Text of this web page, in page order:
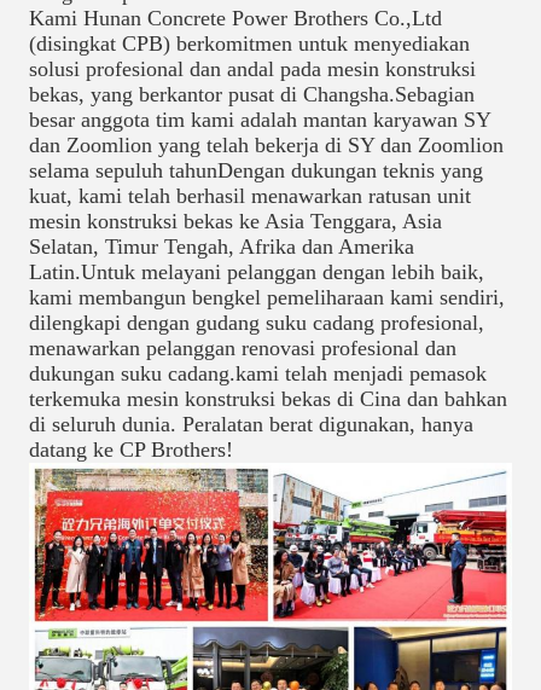
Kami Hunan Concrete Power Brothers Co.,Ltd
(disingkat CPB) berkomitmen untuk menyediakan
solusi profesional dan andal pada mesin konstruksi
bekas, yang berkantor pusat di Changsha.Sebagian
besar anggota tim kami adalah mantan karyawan SY
dan Zoomlion yang telah bekerja di SY dan Zoomlion
selama sepuluh tahunDengan dukungan teknis yang
kuat, kami telah berhasil menawarkan ratusan unit
mesin konstruksi bekas ke Asia Tenggara, Asia
Selatan, Timur Tengah, Afrika dan Amerika
Latin.Untuk melayani pelanggan dengan lebih baik,
kami membangun bengkel pemeliharaan kami sendiri,
dilengkapi dengan gudang suku cadang profesional,
menawarkan pelanggan renovasi profesional dan
dukungan suku cadang.kami telah menjadi pemasok
terkemuka mesin konstruksi bekas di Cina dan bahkan
di seluruh dunia. Peralatan berat digunakan, hanya
datang ke CP Brothers!